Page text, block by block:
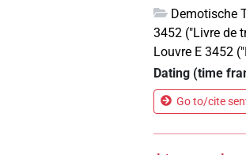
Demotische
3452 ("Livre de
Louvre E 3452
Dating (time
Go to/cite